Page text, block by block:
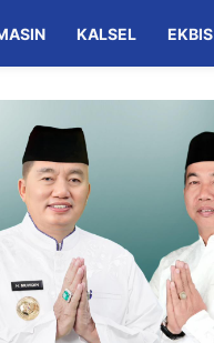
KALSEL EKBIS